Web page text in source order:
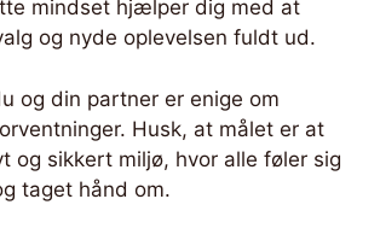
mindset hjælper dig med at
og nyde oplevelsen fuldt ud.
og din partner er enige om
Husk, at målet er at
og sikkert miljø, hvor alle føler sig
taget hånd om.